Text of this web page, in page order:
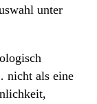
unter
nicht als eine